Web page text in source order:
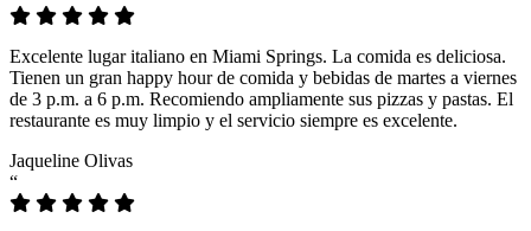
Excelente lugar italiano en Miami Springs. La comida es deliciosa.
Tienen un gran happy hour de comida y bebidas de martes a viernes
de 3 p.m. a 6 p.m. Recomiendo ampliamente sus pizzas y pastas. El
restaurante es muy limpio y el servicio siempre es excelente.
Jaqueline Olivas
“